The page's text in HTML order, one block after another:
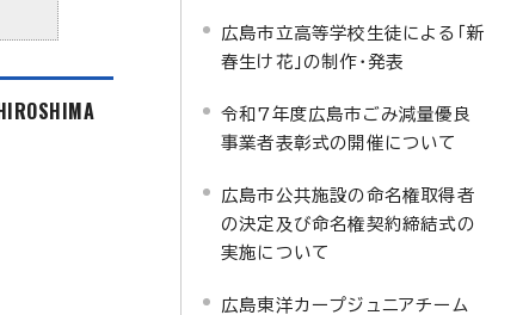
広島市立高等学校生徒による「新
春生け花」の制作・発表
令和7年度広島市ごみ減量優良
事業者表彰式の開催について
広島市公共施設の命名権取得者
の決定及び命名権契約締結式の
実施について
広島東洋カープジュニアチーム